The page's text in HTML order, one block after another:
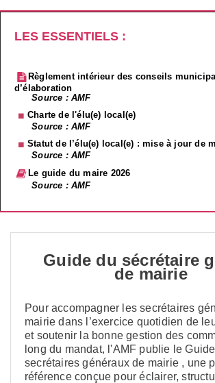
LES ESSENTIELS :
Règlement intérieur des conseils
d’élaboration
Source : AMF
Charte de l'élu(e) local(e)
Source : AMF
Statut de l’élu(e) local(e) : mise à jour de
Source : AMF
Le guide du maire 2026
Source : AMF
Guide du sécrétaire
de mairie
Pour accompagner les secrétaires
mairie dans l’exercice quotidien de
et soutenir la bonne gestion des
long du mandat, l'AMF publie le
secrétaires généraux de mairie , une
référence conçue pour éclairer,